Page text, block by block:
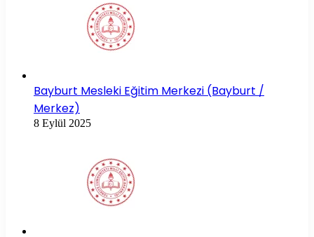
Bayburt Mesleki Eğitim Merkezi (Bayburt /
Merkez)
8 Eylül 2025